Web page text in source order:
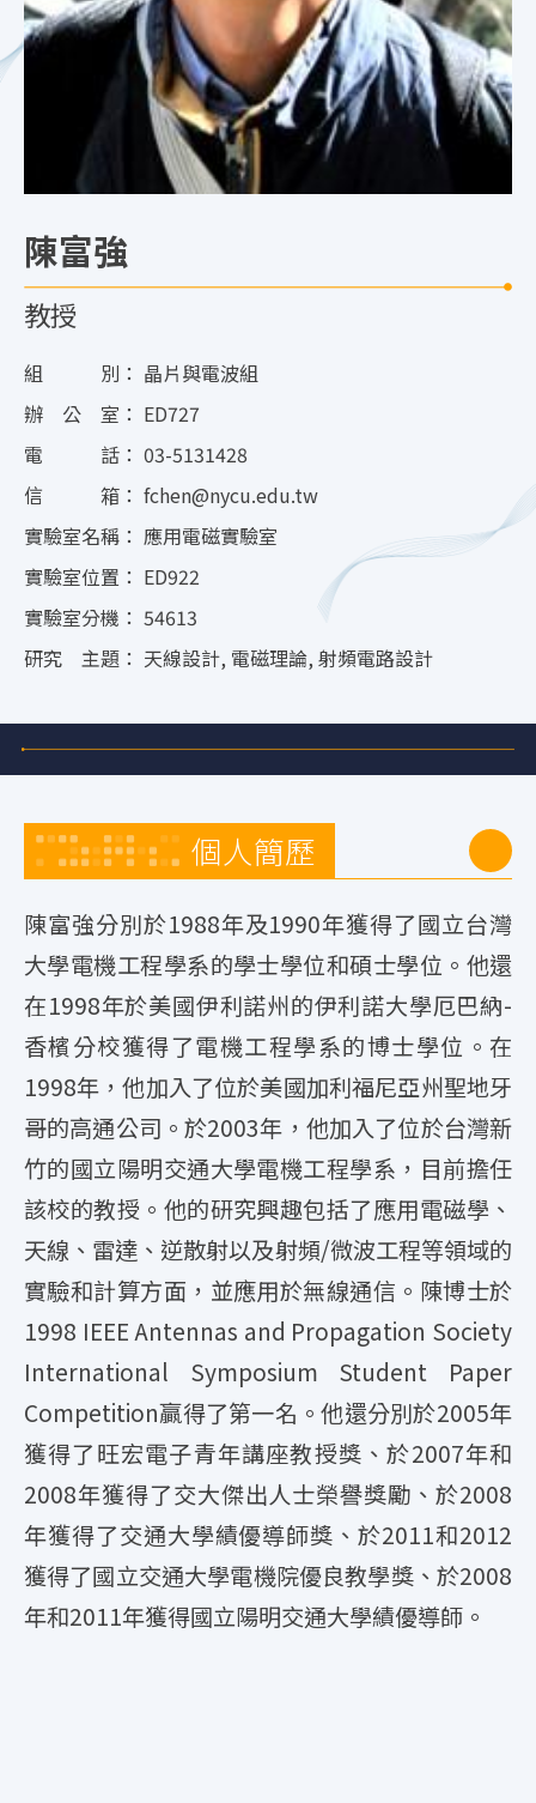
陳富強
教授
組 別： 晶片與電波組
辦 公 室： ED727
電 話： 03-5131428
信 箱： fchen@nycu.edu.tw
實驗室名稱： 應用電磁實驗室
實驗室位置： ED922
實驗室分機： 54613
研究 主題： 天線設計, 電磁理論, 射頻電路設計
個人簡歷
陳富強分別於1988年及1990年獲得了國立台灣
大學電機工程學系的學士學位和碩士學位。他還
在1998年於美國伊利諾州的伊利諾大學厄巴納-
香檳分校獲得了電機工程學系的博士學位。在
1998年，他加入了位於美國加利福尼亞州聖地牙
哥的高通公司。於2003年，他加入了位於台灣新
竹的國立陽明交通大學電機工程學系，目前擔任
該校的教授。他的研究興趣包括了應用電磁學、
天線、雷達、逆散射以及射頻/微波工程等領域的
實驗和計算方面，並應用於無線通信。陳博士於
1998 IEEE Antennas and Propagation Society
International Symposium Student Paper
Competition贏得了第一名。他還分別於2005年
獲得了旺宏電子青年講座教授獎、於2007年和
2008年獲得了交大傑出人士榮譽獎勵、於2008
年獲得了交通大學績優導師獎、於2011和2012
獲得了國立交通大學電機院優良教學獎、於2008
年和2011年獲得國立陽明交通大學績優導師。